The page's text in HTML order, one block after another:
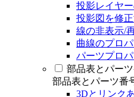
投影レイヤ
投影図を修
線の非表示/
曲線のプロ
パーツプロパ
部品表とパー
部品表とパーツ番
3Dとリンク